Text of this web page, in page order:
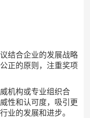
结合企业的发展战略
正的原则，注重奖项
机构或专业组织合
性和认可度，吸引更
业的发展和进步。